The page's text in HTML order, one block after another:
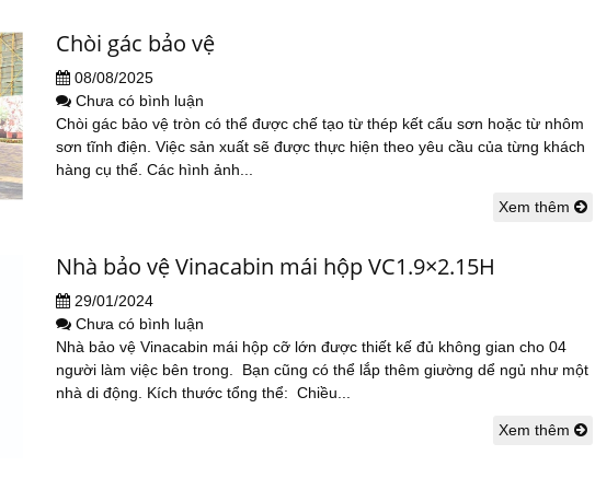
Chòi gác bảo vệ
08/08/2025
Chưa có bình luận
Chòi gác bảo vệ tròn có thể được chế tạo từ thép kết cấu sơn hoặc từ nhôm
sơn tĩnh điện. Việc sản xuất sẽ được thực hiện theo yêu cầu của từng khách
hàng cụ thể. Các hình ảnh...
Xem thêm
Nhà bảo vệ Vinacabin mái hộp VC1.9×2.15H
29/01/2024
Chưa có bình luận
Nhà bảo vệ Vinacabin mái hộp cỡ lớn được thiết kế đủ không gian cho 04
người làm việc bên trong. Bạn cũng có thể lắp thêm giường dể ngủ như một
nhà di động. Kích thước tổng thể: Chiều...
Xem thêm